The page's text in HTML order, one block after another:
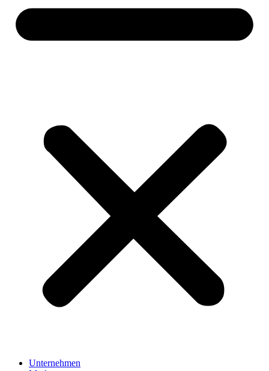
Unternehmen